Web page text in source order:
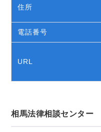
住所
電話番号
URL
相馬法律相談センター